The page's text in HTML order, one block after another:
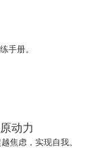
手册。
动力
焦虑，实现自我。